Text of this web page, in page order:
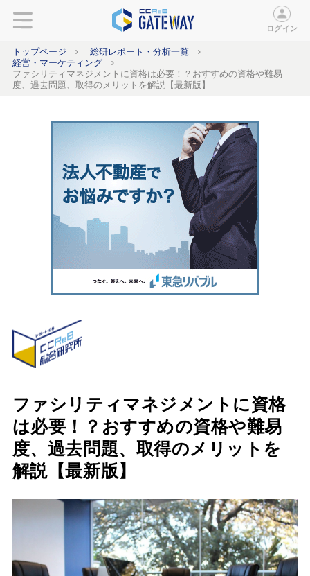
ログイン
トップページ
総研レポート・分析一覧
経営・マーケティング
ファシリティマネジメントに資格は必要！？おすすめの資格や難易
度、過去問題、取得のメリットを解説【最新版】
ファシリティマネジメントに資格
は必要！？おすすめの資格や難易
度、過去問題、取得のメリットを
解説【最新版】